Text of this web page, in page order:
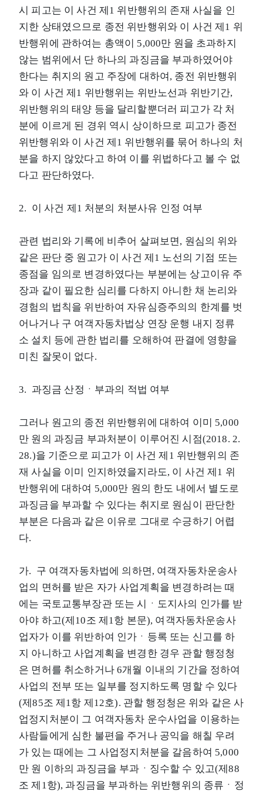
시 피고는 이 사건 제1 위반행위의 존재 사실을 인
지한 상태였으므로 종전 위반행위와 이 사건 제1 위
반행위에 관하여는 총액이 5,000만 원을 초과하지
않는 범위에서 단 하나의 과징금을 부과하였어야
한다는 취지의 원고 주장에 대하여, 종전 위반행위
와 이 사건 제1 위반행위는 위반노선과 위반기간,
위반행위의 태양 등을 달리할뿐더러 피고가 각 처
분에 이르게 된 경위 역시 상이하므로 피고가 종전
위반행위와 이 사건 제1 위반행위를 묶어 하나의 처
분을 하지 않았다고 하여 이를 위법하다고 볼 수 없
다고 판단하였다.
2. 이 사건 제1 처분의 처분사유 인정 여부
관련 법리와 기록에 비추어 살펴보면, 원심의 위와
같은 판단 중 원고가 이 사건 제1 노선의 기점 또는
종점을 임의로 변경하였다는 부분에는 상고이유 주
장과 같이 필요한 심리를 다하지 아니한 채 논리와
경험의 법칙을 위반하여 자유심증주의의 한계를 벗
어나거나 구 여객자동차법상 연장 운행 내지 정류
소 설치 등에 관한 법리를 오해하여 판결에 영향을
미친 잘못이 없다.
3. 과징금 산정ㆍ부과의 적법 여부
그러나 원고의 종전 위반행위에 대하여 이미 5,000
만 원의 과징금 부과처분이 이루어진 시점(2018. 2.
28.)을 기준으로 피고가 이 사건 제1 위반행위의 존
재 사실을 이미 인지하였을지라도, 이 사건 제1 위
반행위에 대하여 5,000만 원의 한도 내에서 별도로
과징금을 부과할 수 있다는 취지로 원심이 판단한
부분은 다음과 같은 이유로 그대로 수긍하기 어렵
다.
가. 구 여객자동차법에 의하면, 여객자동차운송사
업의 면허를 받은 자가 사업계획을 변경하려는 때
에는 국토교통부장관 또는 시ㆍ도지사의 인가를 받
아야 하고(제10조 제1항 본문), 여객자동차운송사
업자가 이를 위반하여 인가ㆍ등록 또는 신고를 하
지 아니하고 사업계획을 변경한 경우 관할 행정청
은 면허를 취소하거나 6개월 이내의 기간을 정하여
사업의 전부 또는 일부를 정지하도록 명할 수 있다
(제85조 제1항 제12호). 관할 행정청은 위와 같은 사
업정지처분이 그 여객자동차 운수사업을 이용하는
사람들에게 심한 불편을 주거나 공익을 해칠 우려
가 있는 때에는 그 사업정지처분을 갈음하여 5,000
만 원 이하의 과징금을 부과ㆍ징수할 수 있고(제88
조 제1항), 과징금을 부과하는 위반행위의 종류ㆍ정